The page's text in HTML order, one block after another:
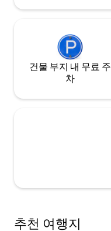
건물 부지 내 무료 주
차
추천 여행지